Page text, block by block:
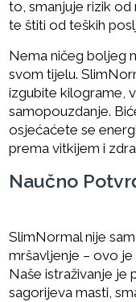
to, smanjuje rizik
te štiti od teških
Nema ničeg boljeg
svom tijelu.
izgubite kilograme,
samopouzdanje.
osjećaćete se
prema vitkijem i
Naučno
SlimNormal nije
mršavljenje – ovo
Naše istraživanje je
sagorijeva masti,